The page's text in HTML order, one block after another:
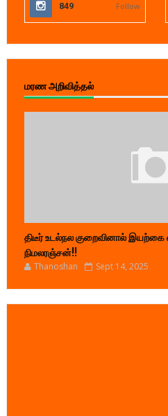
849 Follow
மரண அறிவித்தல்
திடீர் உடல்நல குறைவினால் இயற்கை
நிமலரஞ்சன்!!
Thanoshan Sept 14, 2025